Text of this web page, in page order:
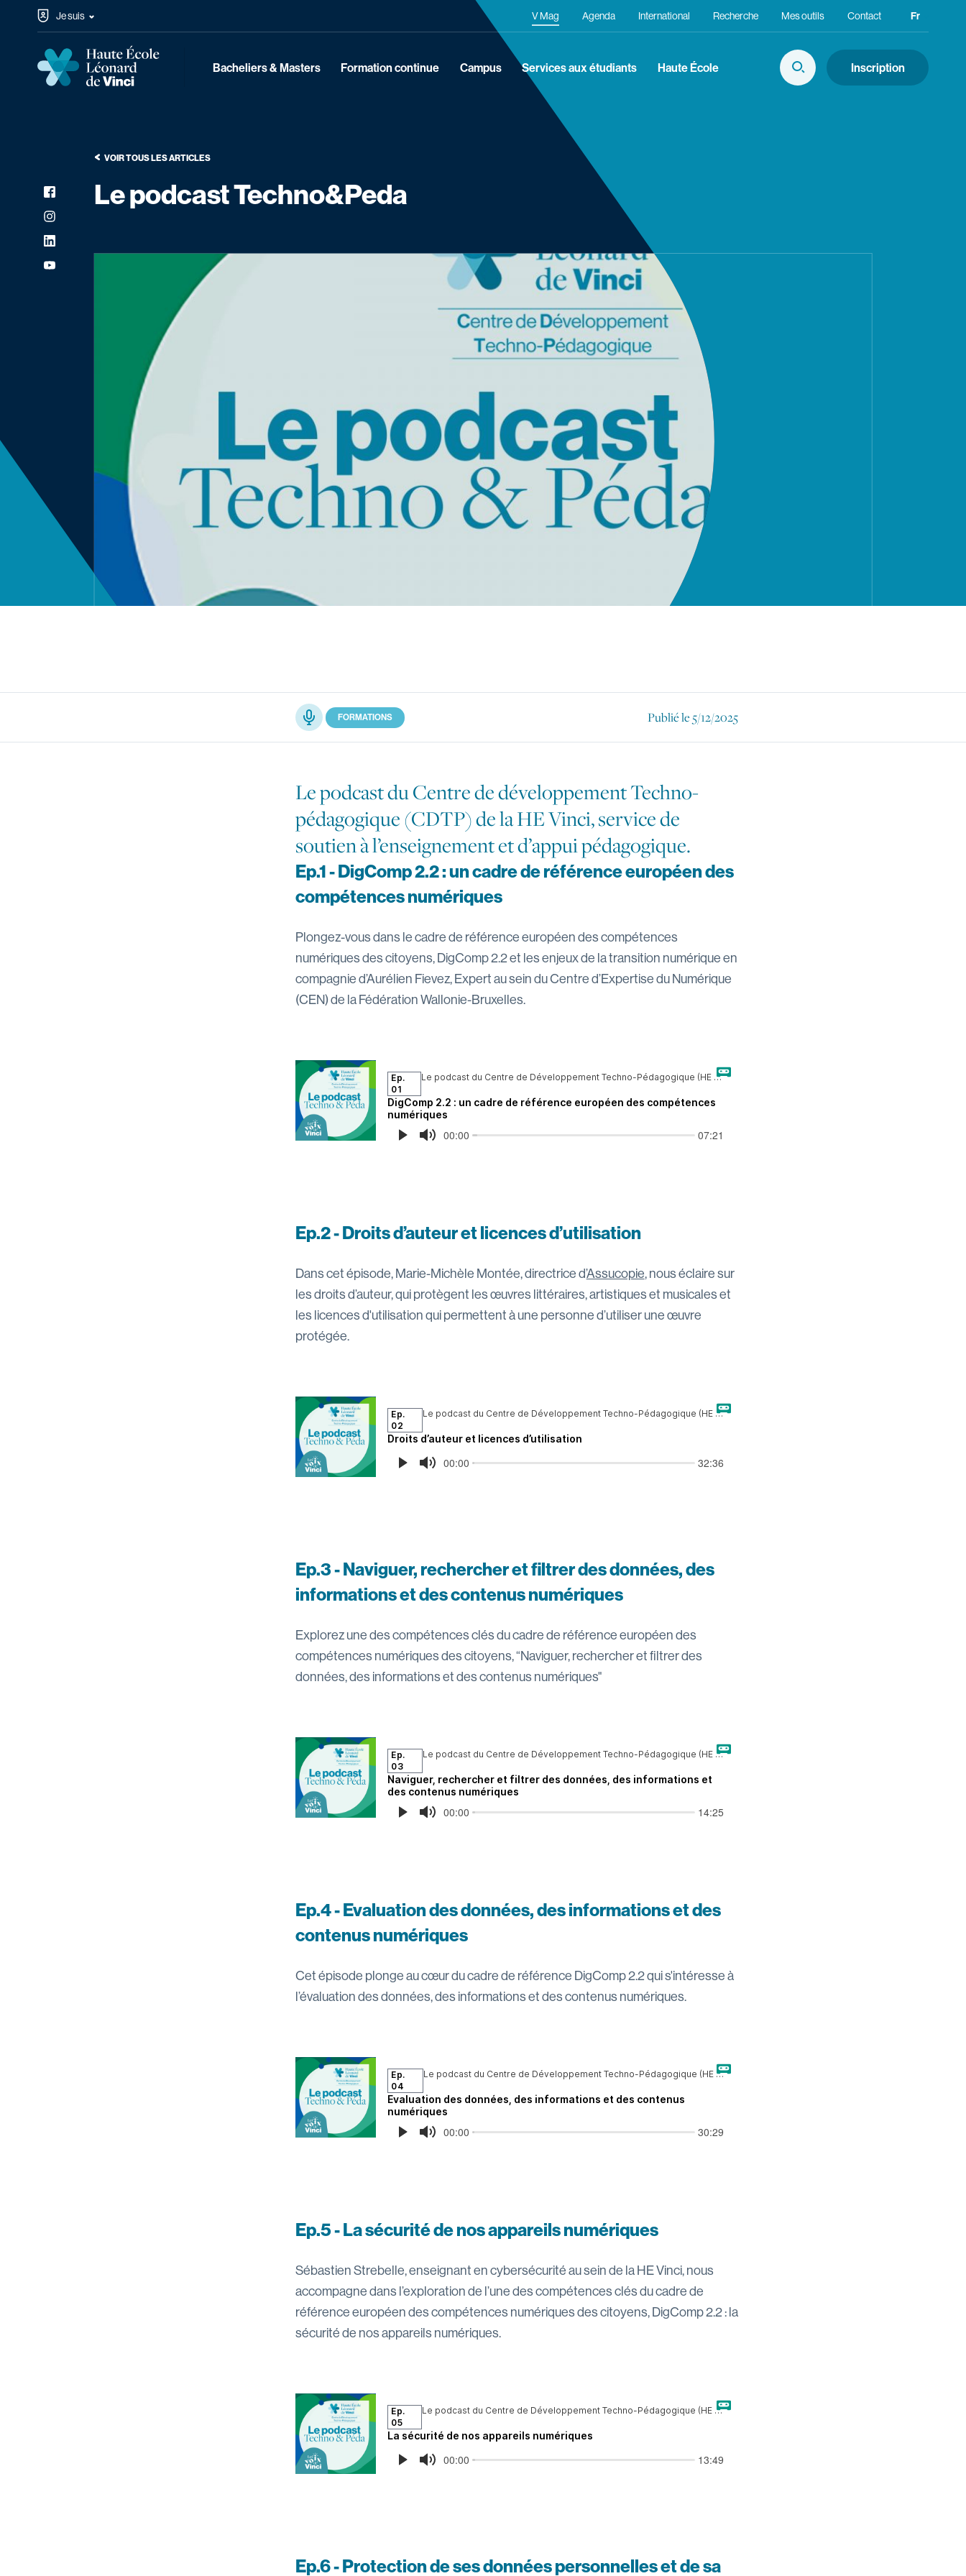
Haute École Léonard de Vinci
Bacheliers & Masters
Formation continue Campus Services aux étudiants Haute École Inscription
Afficher la Recherche
V Mag Agenda International Recherche Mes outils Contact
Réseaux sociaux
Facebook
Instagram
LinkedIn
YouTube
Fr
En
Je suis
VOIR TOUS LES ARTICLES
Le podcast Techno&Peda
PodcastFORMATIONS Publié le 5/12/2025
Le podcast du Centre de développement Techno-
pédagogique (CDTP) de la HE Vinci, service de
soutien à l’enseignement et d’appui pédagogique.
Ep.1 - DigComp 2.2 : un cadre de référence européen des
compétences numériques
Plongez-vous dans le cadre de référence européen des compétences
numériques des citoyens, DigComp 2.2 et les enjeux de la transition numérique en
compagnie d’Aurélien Fievez, Expert au sein du Centre d’Expertise du Numérique
(CEN) de la Fédération Wallonie-Bruxelles.
Ep.2 - Droits d’auteur et licences d’utilisation
Dans cet épisode, Marie-Michèle Montée, directrice d’Assucopie, nous éclaire sur
les droits d’auteur, qui protègent les œuvres littéraires, artistiques et musicales et
les licences d'utilisation qui permettent à une personne d’utiliser une œuvre
protégée.
Ep.3 - Naviguer, rechercher et filtrer des données, des
informations et des contenus numériques
Explorez une des compétences clés du cadre de référence européen des
compétences numériques des citoyens, “Naviguer, rechercher et filtrer des
données, des informations et des contenus numériques"
Ep.4 - Evaluation des données, des informations et des
contenus numériques
Cet épisode plonge au cœur du cadre de référence DigComp 2.2 qui s'intéresse à
l’évaluation des données, des informations et des contenus numériques.
Ep.5 - La sécurité de nos appareils numériques
Sébastien Strebelle, enseignant en cybersécurité au sein de la HE Vinci, nous
accompagne dans l’exploration de l’une des compétences clés du cadre de
référence européen des compétences numériques des citoyens, DigComp 2.2 : la
sécurité de nos appareils numériques.
Ep.6 - Protection de ses données personnelles et de sa